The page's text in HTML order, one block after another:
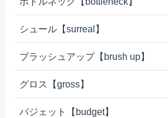
シュール【surreal】
ブラッシュアップ【brush up】
グロス【gross】
バジェット【budget】